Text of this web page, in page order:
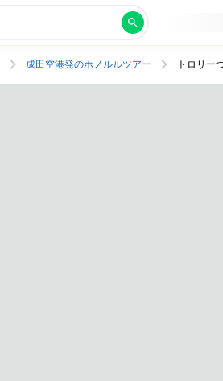
成田空港発のホノルルツアー